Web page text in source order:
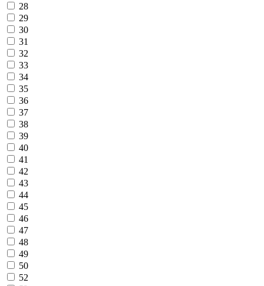
28
29
30
31
32
33
34
35
36
37
38
39
40
41
42
43
44
45
46
47
48
49
50
52